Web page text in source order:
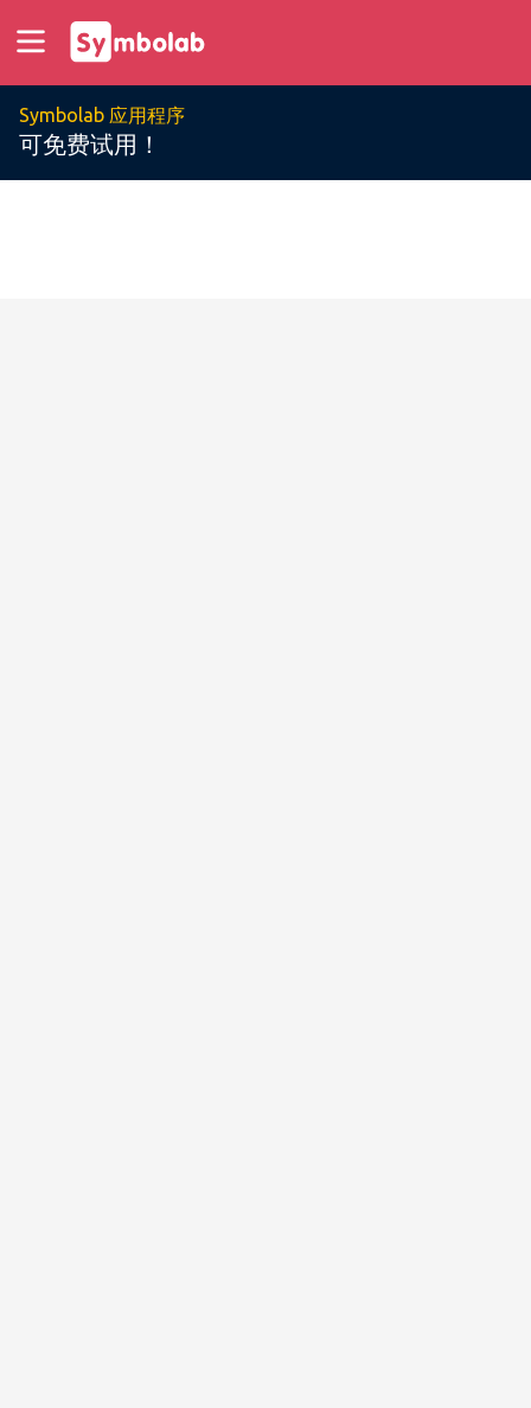
Symbolab 应用程序
可免费试用！